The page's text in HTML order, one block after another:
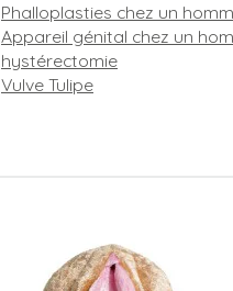
Phalloplasties chez un
Appareil génital chez un
hystérectomie
Vulve Tulipe